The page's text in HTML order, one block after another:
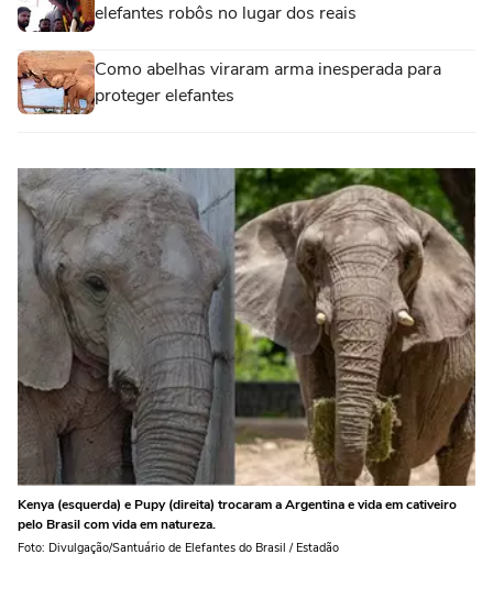
elefantes robôs no lugar dos reais
Como abelhas viraram arma inesperada para
proteger elefantes
Kenya (esquerda) e Pupy (direita) trocaram a Argentina e vida em cativeiro
pelo Brasil com vida em natureza.
Foto: Divulgação/Santuário de Elefantes do Brasil / Estadão